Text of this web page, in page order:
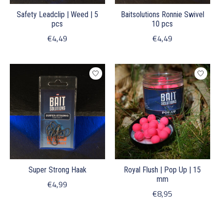
Safety Leadclip | Weed | 5
pcs
€4,49
Baitsolutions Ronnie Swivel
10 pcs
€4,49
Super Strong Haak
€4,99
Royal Flush | Pop Up | 15
mm
€8,95